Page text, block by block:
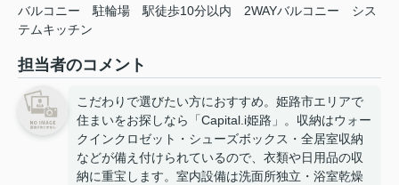
バルコニー 駐輪場 駅徒歩10分以内 2WAYバルコニー
シス
テムキッチン
担当者のコメント
こだわりで選びたい方におすすめ。姫路市エリアで
住まいをお探しなら「Capital.i姫路」。収納はウォー
クインクロゼット・シューズボックス・全居室収納
などが備え付けられているので、衣類や日用品の収
納に重宝します。室内設備は洗面所独立・浴室乾燥